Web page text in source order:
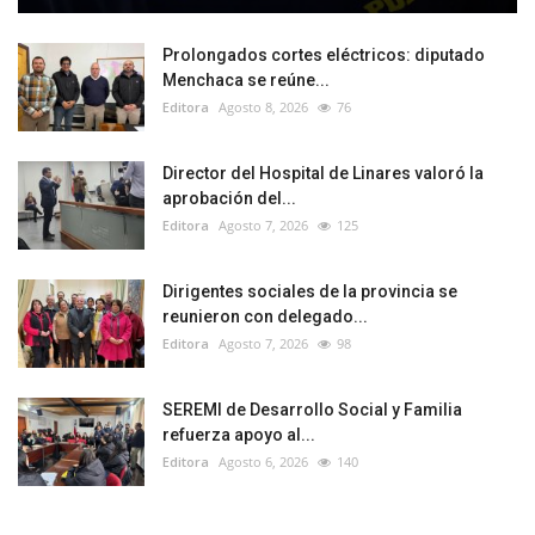
Prolongados cortes eléctricos: diputado
Menchaca se reúne...
Editora Agosto 8, 2026 76
Director del Hospital de Linares valoró la
aprobación del...
Editora Agosto 7, 2026 125
Dirigentes sociales de la provincia se
reunieron con delegado...
Editora Agosto 7, 2026 98
SEREMI de Desarrollo Social y Familia
refuerza apoyo al...
Editora Agosto 6, 2026 140